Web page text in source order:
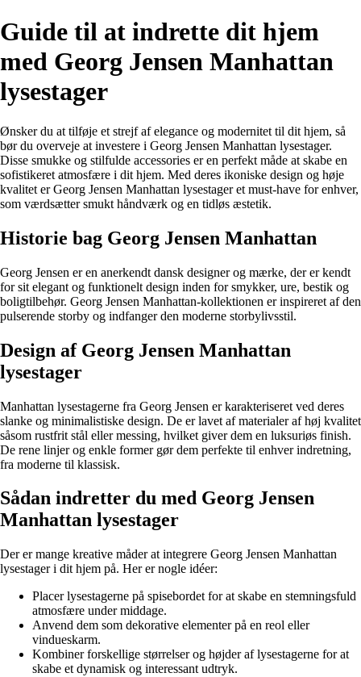
Guide til at indrette dit hjem
med Georg Jensen Manhattan
lysestager
Ønsker du at tilføje et strejf af elegance og modernitet til dit hjem, så
bør du overveje at investere i Georg Jensen Manhattan lysestager.
Disse smukke og stilfulde accessories er en perfekt måde at skabe en
sofistikeret atmosfære i dit hjem. Med deres ikoniske design og høje
kvalitet er Georg Jensen Manhattan lysestager et must-have for enhver,
som værdsætter smukt håndværk og en tidløs æstetik.
Historie bag Georg Jensen Manhattan
Georg Jensen er en anerkendt dansk designer og mærke, der er kendt
for sit elegant og funktionelt design inden for smykker, ure, bestik og
boligtilbehør. Georg Jensen Manhattan-kollektionen er inspireret af den
pulserende storby og indfanger den moderne storbylivsstil.
Design af Georg Jensen Manhattan
lysestager
Manhattan lysestagerne fra Georg Jensen er karakteriseret ved deres
slanke og minimalistiske design. De er lavet af materialer af høj kvalitet
såsom rustfrit stål eller messing, hvilket giver dem en luksuriøs finish.
De rene linjer og enkle former gør dem perfekte til enhver indretning,
fra moderne til klassisk.
Sådan indretter du med Georg Jensen
Manhattan lysestager
Der er mange kreative måder at integrere Georg Jensen Manhattan
lysestager i dit hjem på. Her er nogle idéer:
Placer lysestagerne på spisebordet for at skabe en stemningsfuld
atmosfære under middage.
Anvend dem som dekorative elementer på en reol eller
vindueskarm.
Kombiner forskellige størrelser og højder af lysestagerne for at
skabe et dynamisk og interessant udtryk.